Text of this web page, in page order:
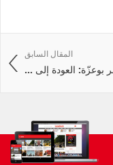
المقال السابق
بوعزّة: العودة إلى ...